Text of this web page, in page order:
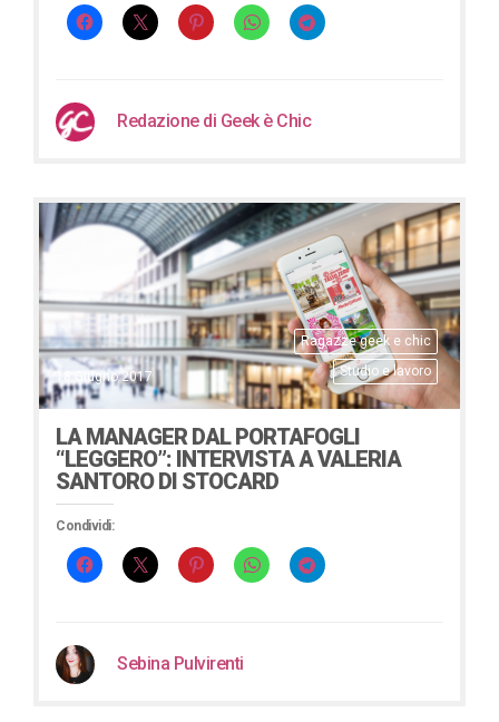
Redazione di Geek è Chic
Ragazze geek e chic
Studio e lavoro
18 Giugno 2017
LA MANAGER DAL PORTAFOGLI
“LEGGERO”: INTERVISTA A VALERIA
SANTORO DI STOCARD
Condividi:
Sebina Pulvirenti